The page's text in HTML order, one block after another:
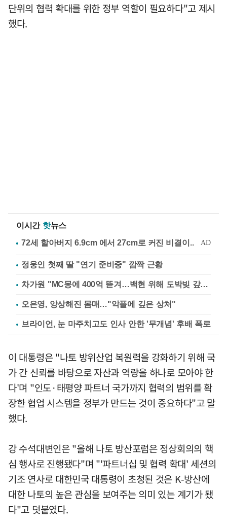
단위의 협력 확대를 위한 정부 역할이 필요하다"고 제시
했다.
이시간 핫뉴스
정웅인 첫째 딸 "연기 준비중" 깜짝 근황
차가원 "MC몽에 400억 뜯겨…백현 위해 도박빚 갚아줘"
오은영, 앙상해진 몸매…"악플에 깊은 상처"
브라이언, 눈 마주치고도 인사 안한 '무개념' 후배 폭로
이 대통령은 "나토 방위산업 복원력을 강화하기 위해 국
가 간 신뢰를 바탕으로 자산과 역량을 하나로 모아야 한
다'며 "인도·태평양 파트너 국가까지 협력의 범위를 확
장한 협업 시스템을 정부가 만드는 것이 중요하다"고 말
했다.
강 수석대변인은 "올해 나토 방산포럼은 정상회의의 핵
심 행사로 진행됐다"며 "'파트너십 및 협력 확대' 세션의
기조 연사로 대한민국 대통령이 초청된 것은 K-방산에
대한 나토의 높은 관심을 보여주는 의미 있는 계기가 됐
다"고 덧붙였다.